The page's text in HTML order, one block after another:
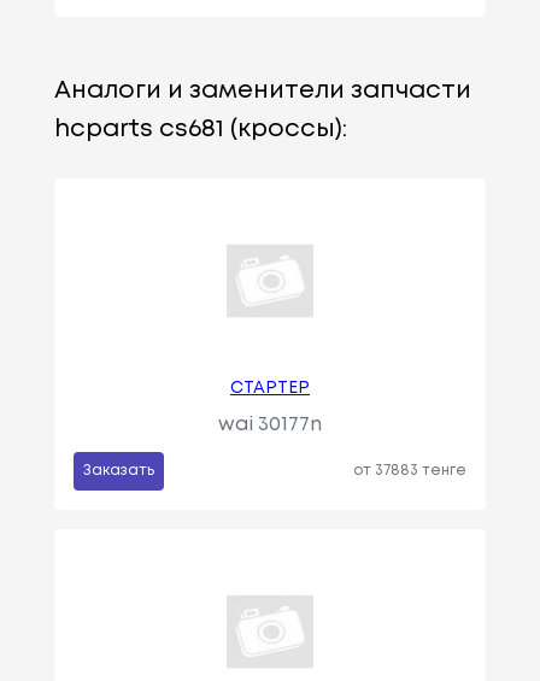
Аналоги и заменители запчасти
hcparts cs681 (кроссы):
СТАРТЕР
wai 30177n
Заказать от 37883 тенге